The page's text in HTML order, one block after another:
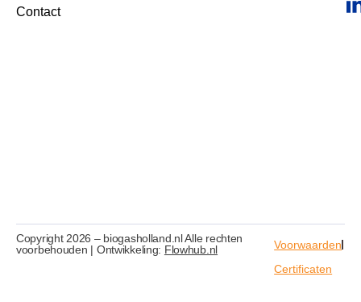
Contact
Copyright 2026 – biogasholland.nl Alle rechten
voorbehouden | Ontwikkeling: Flowhub.nl
Voorwaarden
Certificaten